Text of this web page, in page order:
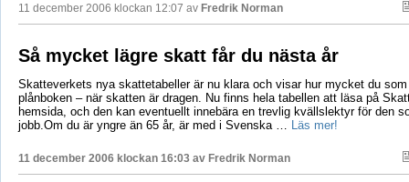
11 december 2006 klockan 12:07 av Fredrik Norman
Så mycket lägre skatt får du nästa år
Skatteverkets nya skattetabeller är nu klara och visar hur mycket du
plånboken – när skatten är dragen. Nu finns hela tabellen att läsa på
hemsida, och den kan eventuellt innebära en trevlig kvällslektyr för den
jobb.Om du är yngre än 65 år, är med i Svenska … Läs mer!
11 december 2006 klockan 16:03 av Fredrik Norman